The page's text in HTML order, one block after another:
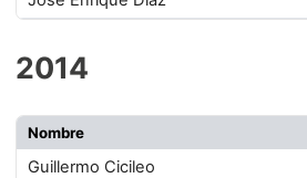
2014
Nombre
Guillermo Cicileo